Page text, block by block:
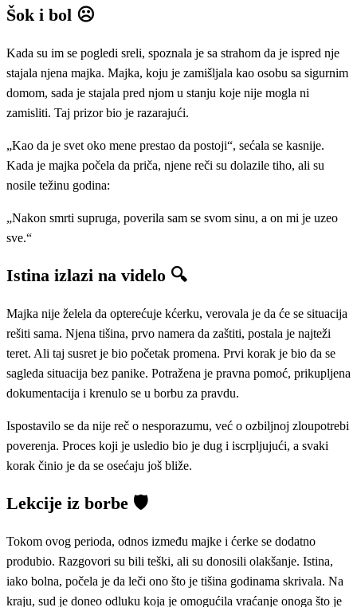
Šok i bol ☹️
Kada su im se pogledi sreli, spoznala je sa strahom da je ispred nje
stajala njena majka. Majka, koju je zamišljala kao osobu sa sigurnim
domom, sada je stajala pred njom u stanju koje nije mogla ni
zamisliti. Taj prizor bio je razarajući.
„Kao da je svet oko mene prestao da postoji“, sećala se kasnije.
Kada je majka počela da priča, njene reči su dolazile tiho, ali su
nosile težinu godina:
„Nakon smrti supruga, poverila sam se svom sinu, a on mi je uzeo
sve.“
Istina izlazi na videlo 🔍
Majka nije želela da opterećuje kćerku, verovala je da će se situacija
rešiti sama. Njena tišina, prvo namera da zaštiti, postala je najteži
teret. Ali taj susret je bio početak promena. Prvi korak je bio da se
sagleda situacija bez panike. Potražena je pravna pomoć, prikupljena
dokumentacija i krenulo se u borbu za pravdu.
Ispostavilo se da nije reč o nesporazumu, već o ozbiljnoj zloupotrebi
poverenja. Proces koji je usledio bio je dug i iscrpljujući, a svaki
korak činio je da se osećaju još bliže.
Lekcije iz borbe 🛡️
Tokom ovog perioda, odnos između majke i ćerke se dodatno
produbio. Razgovori su bili teški, ali su donosili olakšanje. Istina,
iako bolna, počela je da leči ono što je tišina godinama skrivala. Na
kraju, sud je doneo odluku koja je omogućila vraćanje onoga što je